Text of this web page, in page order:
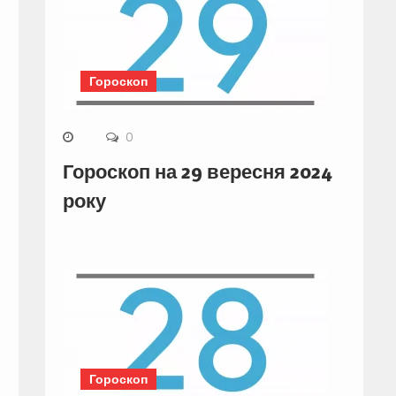
Гороскоп
0
Гороскоп на 29 вересня 2024
року
Гороскоп